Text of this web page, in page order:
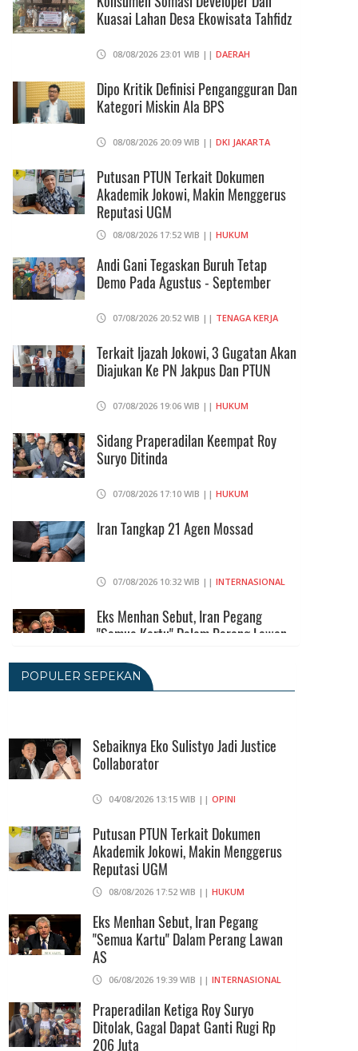
Kuasai Lahan Desa Ekowisata Tahfidz
08/08/2026 23:01 WIB || DAERAH
Dipo Kritik Definisi Pengangguran Dan
Kategori Miskin Ala BPS
08/08/2026 20:09 WIB || DKI JAKARTA
Putusan PTUN Terkait Dokumen
Akademik Jokowi, Makin Menggerus
Reputasi UGM
08/08/2026 17:52 WIB || HUKUM
Andi Gani Tegaskan Buruh Tetap
Demo Pada Agustus - September
07/08/2026 20:52 WIB || TENAGA KERJA
Terkait Ijazah Jokowi, 3 Gugatan Akan
Diajukan Ke PN Jakpus Dan PTUN
07/08/2026 19:06 WIB || HUKUM
Sidang Praperadilan Keempat Roy
Suryo Ditinda
07/08/2026 17:10 WIB || HUKUM
Iran Tangkap 21 Agen Mossad
07/08/2026 10:32 WIB || INTERNASIONAL
Eks Menhan Sebut, Iran Pegang
"Semua Kartu" Dalam Perang Lawan
06/08/2026 19:39 WIB ||
06/08/2026 19:02 WIB ||
Ratusan Senjata Api Dan Narkoba
Ditemukan Di Ruang Kepala Yayasan
Sekolah Di Jaksel
06/08/2026 17:40 WIB ||DKI JAKARTA
POPULER SEPEKAN
Sebaiknya Eko Sulistyo Jadi Justice
Collaborator
04/08/2026 13:15 WIB || OPINI
Putusan PTUN Terkait Dokumen
Akademik Jokowi, Makin Menggerus
Reputasi UGM
08/08/2026 17:52 WIB || HUKUM
Eks Menhan Sebut, Iran Pegang
"Semua Kartu" Dalam Perang Lawan
AS
06/08/2026 19:39 WIB || INTERNASIONAL
Praperadilan Ketiga Roy Suryo
Ditolak, Gagal Dapat Ganti Rugi Rp
206 Juta